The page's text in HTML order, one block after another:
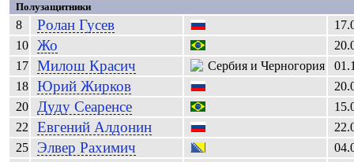
Полузащитники
8 Ролан Гусев
10
Жо
17
Милош Красич
18
Юрий Жирков
20
ДудуСеаренсе
22
Евгений Алдонин
25
Элвер Рахимич